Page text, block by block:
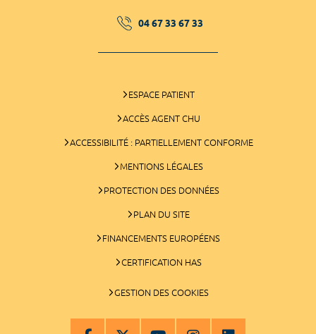
04 67 33 67 33
ESPACE PATIENT
ACCÈS AGENT CHU
ACCESSIBILITÉ : PARTIELLEMENT CONFORME
MENTIONS LÉGALES
PROTECTION DES DONNÉES
PLAN DU SITE
FINANCEMENTS EUROPÉENS
CERTIFICATION HAS
GESTION DES COOKIES